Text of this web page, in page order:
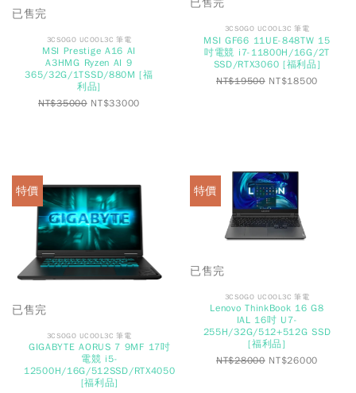
已售完
3CSOGO UCOOL3C 筆電
MSI Prestige A16 AI
A3HMG Ryzen AI 9
365/32G/1TSSD/880M [福
利品]
NT$35000 NT$33000
已售完
3CSOGO UCOOL3C 筆電
MSI GF66 11UE-848TW 15
吋電競 i7-11800H/16G/2T
SSD/RTX3060 [福利品]
NT$19500 NT$18500
特價
已售完
3CSOGO UCOOL3C 筆電
GIGABYTE AORUS 7 9MF 17吋
電競 i5-
12500H/16G/512SSD/RTX4050
[福利品]
特價
已售完
3CSOGO UCOOL3C 筆電
Lenovo ThinkBook 16 G8
IAL 16吋 U7-
255H/32G/512+512G SSD
[福利品]
NT$28000 NT$26000